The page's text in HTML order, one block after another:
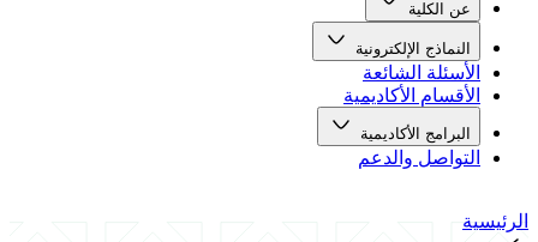
عن الكلية
النماذج الإلكترونية
الأسئلة الشائعة
الأقسام الأكاديمية
البرامج الأكاديمية
التواصل والدعم
الرئيسية